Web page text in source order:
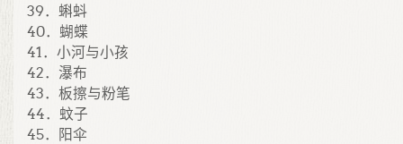
39．蝌蚪
40．蝴蝶
41．小河与小孩
42．瀑布
43．板擦与粉笔
44．蚊子
45．阳伞